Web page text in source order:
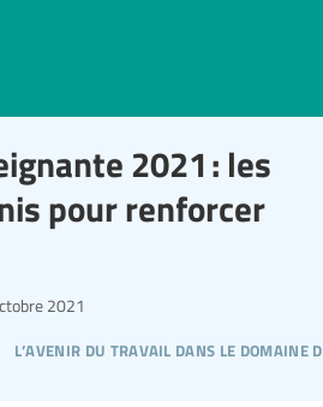
2021 : les
pour renforcer
l’avenir du travail dans le domaine
2021